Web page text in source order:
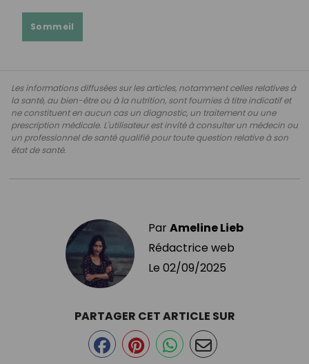
Sommeil
Les informations diffusées sur les articles, notamment celles relatives à
la santé, au bien-être ou à la nutrition, sont fournies à titre indicatif et
ne constituent en aucun cas un diagnostic, un traitement ou une
prescription médicale. L'utilisateur est invité à consulter un médecin ou
un professionnel de santé qualifié pour toute question relative à son
état de santé.
ParAmeline Lieb
Rédactrice web
Le 02/09/2025
PARTAGER CET ARTICLE SUR